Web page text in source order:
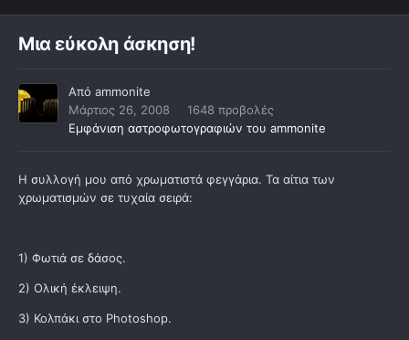
Μια εύκολη άσκηση!
Από ammonite
Μάρτιος 26, 2008
1648 προβολές
Εμφάνιση αστροφωτογραφιών του ammonite
Η συλλογή μου από χρωματιστά φεγγάρια. Τα αίτια των
χρωματισμών σε τυχαία σειρά:
1) Φωτιά σε δάσος.
2) Ολική έκλειψη.
3) Κολπάκι στο Photoshop.